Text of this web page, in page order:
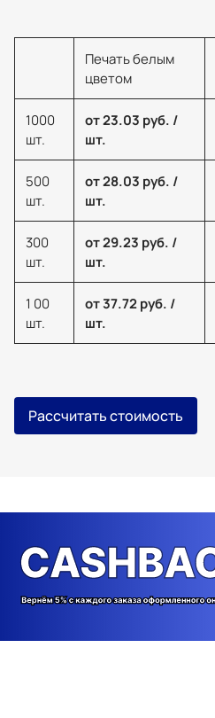
Печать белым
цветом
1000
шт.
от 23.03 руб. /
шт.
500
шт.
от 28.03 руб. /
шт.
300
шт.
от 29.23 руб. /
шт.
1 00
шт.
от 37.72 руб. /
шт.
Рассчитать стоимость